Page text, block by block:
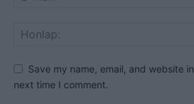
Save my name, email, and website
next time I comment.